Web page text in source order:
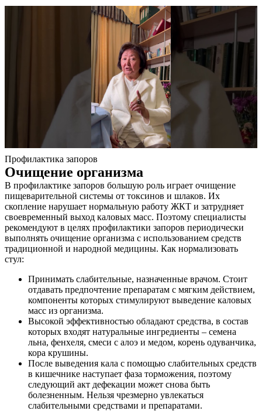
Профилактика запоров
Очищение организма
В профилактике запоров большую роль играет очищение
пищеварительной системы от токсинов и шлаков. Их
скопление нарушает нормальную работу ЖКТ и затрудняет
своевременный выход каловых масс. Поэтому специалисты
рекомендуют в целях профилактики запоров периодически
выполнять очищение организма с использованием средств
традиционной и народной медицины. Как нормализовать
стул:
Принимать слабительные, назначенные врачом. Стоит
отдавать предпочтение препаратам с мягким действием,
компоненты которых стимулируют выведение каловых
масс из организма.
Высокой эффективностью обладают средства, в состав
которых входят натуральные ингредиенты – семена
льна, фенхеля, смеси с алоэ и медом, корень одуванчика,
кора крушины.
После выведения кала с помощью слабительных средств
в кишечнике наступает фаза торможения, поэтому
следующий акт дефекации может снова быть
болезненным. Нельзя чрезмерно увлекаться
слабительными средствами и препаратами.